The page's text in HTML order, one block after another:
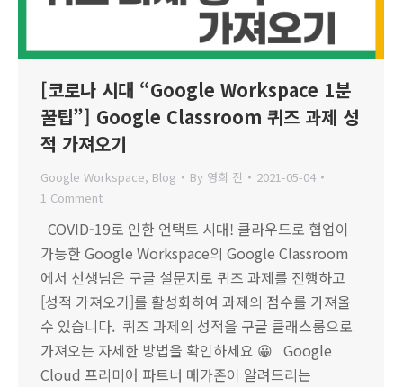
[코로나 시대 “Google Workspace 1분
꿀팁”] Google Classroom 퀴즈 과제 성
적 가져오기
Google Workspace, Blog By 영희 진
2021-05-04
1 Comment
COVID-19로 인한 언택트 시대! 클라우드로 협업이
가능한 Google Workspace의 Google Classroom
에서 선생님은 구글 설문지로 퀴즈 과제를 진행하고
[성적 가져오기]를 활성화하여 과제의 점수를 가져올
수 있습니다. 퀴즈 과제의 성적을 구글 클래스룸으로
가져오는 자세한 방법을 확인하세요 😀 Google
Cloud 프리미어 파트너 메가존이 알려드리는